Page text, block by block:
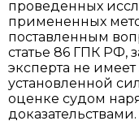
проведенных
примененных
поставленным
статье 86 ГПК РФ,
эксперта не имеет
установленной
оценке судом
доказательствами.